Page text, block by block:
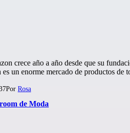
crece año a año desde que su
un enorme mercado de productos de
Por Rosa
de Moda